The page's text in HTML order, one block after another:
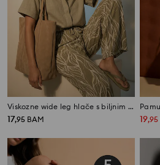
Viskozne wide leg hlače s biljnim motivom
17,95 BAM 19,95